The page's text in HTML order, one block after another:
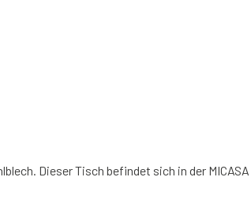
Dieser Tisch befindet sich in der